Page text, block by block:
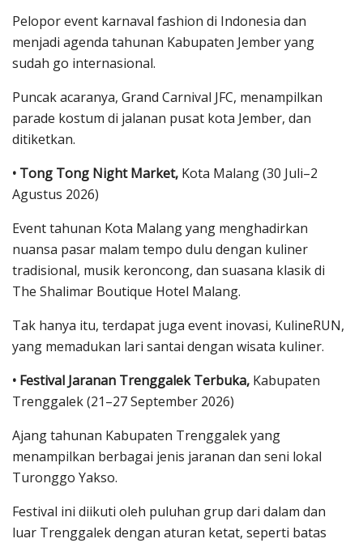
Pelopor event karnaval fashion di Indonesia dan
menjadi agenda tahunan Kabupaten Jember yang
sudah go internasional.
Puncak acaranya, Grand Carnival JFC, menampilkan
parade kostum di jalanan pusat kota Jember, dan
ditiketkan.
• Tong Tong Night Market, Kota Malang (30 Juli–2
Agustus 2026)
Event tahunan Kota Malang yang menghadirkan
nuansa pasar malam tempo dulu dengan kuliner
tradisional, musik keroncong, dan suasana klasik di
The Shalimar Boutique Hotel Malang.
Tak hanya itu, terdapat juga event inovasi, KulineRUN,
yang memadukan lari santai dengan wisata kuliner.
• Festival Jaranan Trenggalek Terbuka, Kabupaten
Trenggalek (21–27 September 2026)
Ajang tahunan Kabupaten Trenggalek yang
menampilkan berbagai jenis jaranan dan seni lokal
Turonggo Yakso.
Festival ini diikuti oleh puluhan grup dari dalam dan
luar Trenggalek dengan aturan ketat, seperti batas